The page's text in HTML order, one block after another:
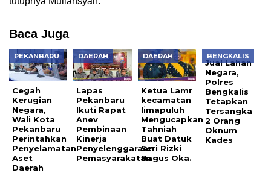
Baca Juga
PEKANBARU
Cegah
Kerugian
Negara,
Wali Kota
Pekanbaru
Perintahkan
Penyelamatan
Aset
Daerah
DAERAH
Lapas
Pekanbaru
Ikuti Rapat
Anev
Pembinaan
Kinerja
Penyelenggaraan
Pemasyarakatan
DAERAH
Ketua Lamr
kecamatan
limapuluh
Mengucapkan
Tahniah
Buat Datuk
Seri Rizki
Bagus Oka.
BENGKALIS
Jual Lahan
Negara,
Polres
Bengkalis
Tetapkan
Tersangka
2 Orang
Oknum
Kades